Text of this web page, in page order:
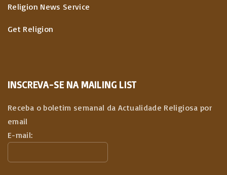
Religion News Service
Get Religion
INSCREVA-SE NA MAILING LIST
Receba o boletim semanal da Actualidade Religiosa por
email
E-mail: